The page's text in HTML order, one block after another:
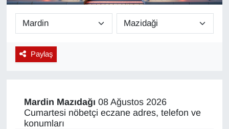
Paylaş
Mardin Mazıdağı 08 Ağustos 2026
Cumartesi nöbetçi eczane adres, telefon ve
konumları
Diğer
DÜNYA
EKONOMİ
Eleman